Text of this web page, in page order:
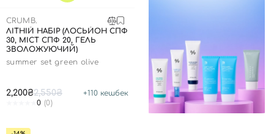
CRUMB.
ЛІТНІЙ НАБІР (ЛОСЬЙОН СПФ
30, МІСТ СПФ 20, ГЕЛЬ
ЗВОЛОЖУЮЧИЙ)
summer set green olive
2,200₴2,550₴ +110 кешбек
0 (0)